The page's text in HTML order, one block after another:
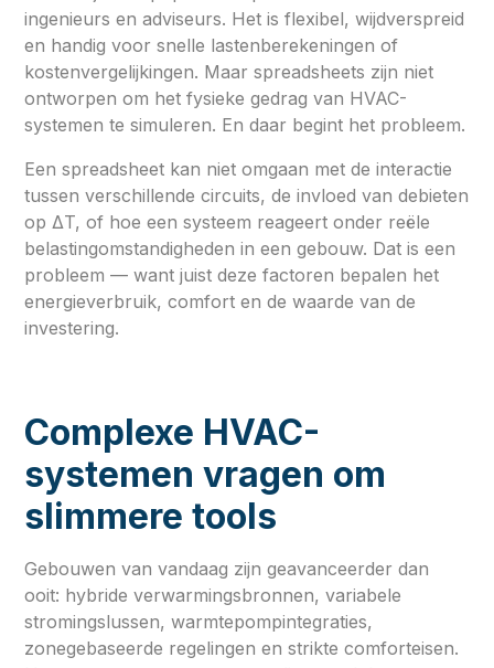
ingenieurs en adviseurs. Het is flexibel, wijdverspreid
en handig voor snelle lastenberekeningen of
kostenvergelijkingen. Maar spreadsheets zijn niet
ontworpen om het fysieke gedrag van HVAC-
systemen te simuleren. En daar begint het probleem.
Een spreadsheet kan niet omgaan met de interactie
tussen verschillende circuits, de invloed van debieten
op ΔT, of hoe een systeem reageert onder reële
belastingomstandigheden in een gebouw. Dat is een
probleem — want juist deze factoren bepalen het
energieverbruik, comfort en de waarde van de
investering.
Complexe HVAC-
systemen vragen om
slimmere tools
Gebouwen van vandaag zijn geavanceerder dan
ooit: hybride verwarmingsbronnen, variabele
stromingslussen, warmtepompintegraties,
zonegebaseerde regelingen en strikte comforteisen.